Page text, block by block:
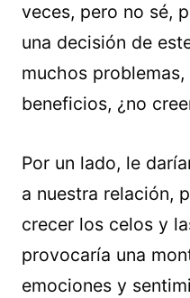
veces, pero no sé,
una decisión de
muchos
beneficios, ¿no
Por un lado, le
a nuestra relación,
crecer los celos y
provocaría una
emociones y